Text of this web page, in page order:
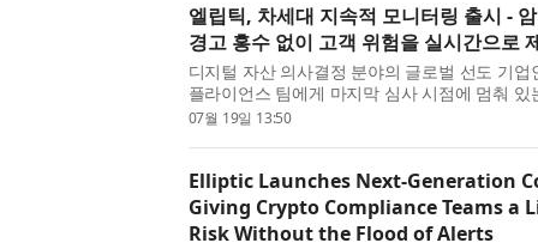
엘립틱, 차세대 지속적 모니터링 출시 -
경고 홍수 없이 고객 위험을 실시간으로
디지털 자산 의사결정 분야의 글로벌 선도 기
플라이언스 팀에게 마지막 심사 시점에 멈춰
한 고객 위험 정보를 제공하는 차세대 컨티뉴
07월 19일 13:50
Elliptic Launches Next-Generation
Giving Crypto Compliance Teams a
Risk Without the Flood of Alerts